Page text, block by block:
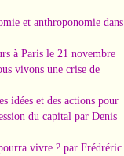
et anthroponomie dans
à Paris le 21 novembre
vivons une crise de
idées et des actions pour
du capital par Denis
vivre ? par Frédréric